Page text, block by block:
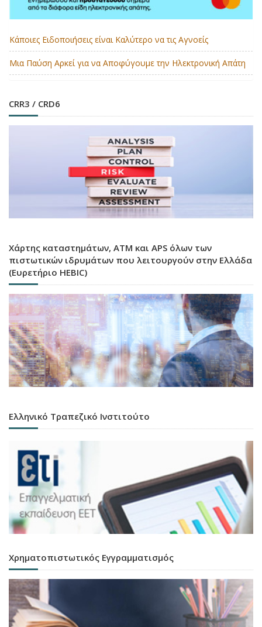
Κάποιες Ειδοποιήσεις είναι Καλύτερο να τις Αγνοείς
Μια Παύση Αρκεί για να Αποφύγουμε την Ηλεκτρονική Απάτη
CRR3 / CRD6
Χάρτης καταστημάτων, ATM και APS όλων των
πιστωτικών ιδρυμάτων που λειτουργούν στην Ελλάδα
(Ευρετήριο HEBIC)
Ελληνικό Τραπεζικό Ινστιτούτο
Χρηματοπιστωτικός Εγγραμματισμός